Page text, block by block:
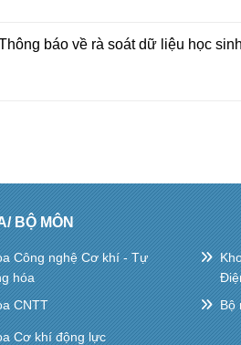
Nguyên đán Bính Ngọ và Lễ hội
gian
báo về rà soát dữ liệu học
BỘ MÔN
Công nghệ Cơ khí - Tự
hóa
CNTT
Cơ khí động lực
Bộ